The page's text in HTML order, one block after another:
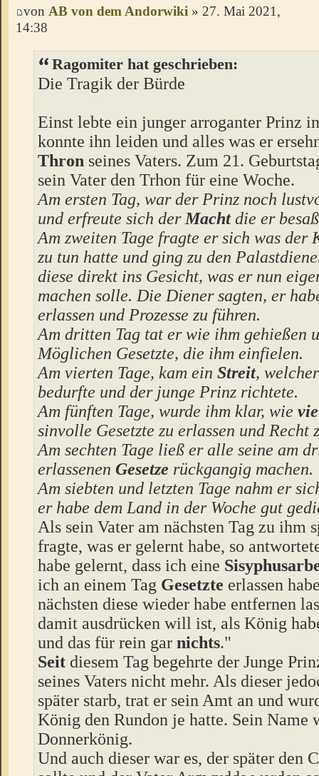
von AB von dem Andorwiki » 27. Mai 2021,
14:38
Ragomiter hat geschrieben:
Die Tragik der Bürde
Einst lebte ein junger arroganter Prinz
konnte ihn leiden und alles was er
Thron seines Vaters. Zum 21.
sein Vater den Trhon für eine Woche.
Am ersten Tag, war der Prinz noch
und erfreute sich der Machtdie er
Am zweiten Tage fragte er sich was
zu tun hatte und ging zu den
diese direkt ins Gesicht, was er nun
machen solle. Die Diener sagten, er
erlassen und Prozesse zu führen.
Am dritten Tag tat er wie ihm gehießen
Möglichen Gesetzte, die ihm einfielen.
Am vierten Tage, kam ein Streit,
bedurfte und der junge Prinz richtete.
Am fünften Tage, wurde ihm klar, wie
sinvolle Gesetzte zu erlassen und Recht
Am sechten Tage ließ er alle seine am
erlassenen Gesetze rückgangig machen.
Am siebten und letzten Tage nahm er
er habe dem Land in der Woche gut
Als sein Vater am nächsten Tag zu ihm
fragte, was er gelernt habe, so
habe gelernt, dass ich eine
ich an einem Tag Gesetzte erlassen
nächsten diese wieder habe entfernen
damit ausdrücken will ist, als König
und das für rein gar nichts."
Seit diesem Tag begehrte der Junge
seines Vaters nicht mehr. Als dieser
später starb, trat er sein Amt an und
König den Rundon je hatte. Sein Name
Donnerkönig.
Und auch dieser war es, der später den